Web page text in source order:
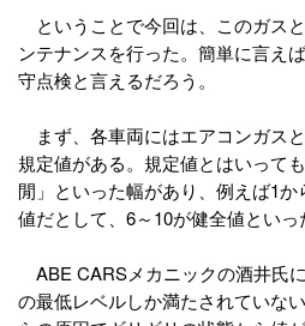
ということで今回は、このガス
ンテナンスを行った。簡単に言え
守点検と言えるだろう。
まず、各車両にはエアコンガス
規定値がある。規定値とはいって
閒」といった幅があり、例えば1
値だとして、6～10が健全値といっ
ABE CARSメカニックの酒井氏
の最低レベルしか満たされていな